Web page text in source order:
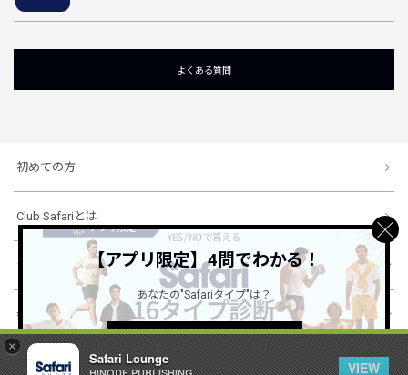
×
Safari Lounge
VIEW
よくある質問
初めての方
Club Safariとは
ショッピングガイド
会社概要・規約
【アプリ限定】4問でわかる！
あなたの"Safariタイプ"は？
詳しくはこちら ＞